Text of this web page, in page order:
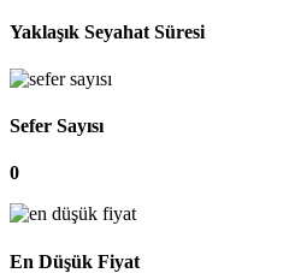
Yaklaşık Seyahat Süresi
Sefer Sayısı
0
En Düşük Fiyat